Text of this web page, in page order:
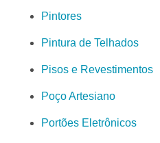
Pintores
Pintura de Telhados
Pisos e Revestimentos
Poço Artesiano
Portões Eletrônicos